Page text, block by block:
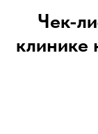
Чек-
клинике